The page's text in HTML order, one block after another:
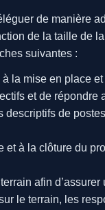
de manière
de la taille de
suivantes :
la mise en place
et de répondre
descriptifs de
et à la clôture du
afin
le terrain, les